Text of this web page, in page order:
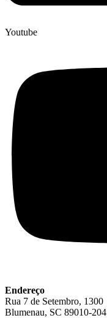
Youtube
Endereço
Rua 7 de Setembro, 1300
Blumenau, SC 89010-204